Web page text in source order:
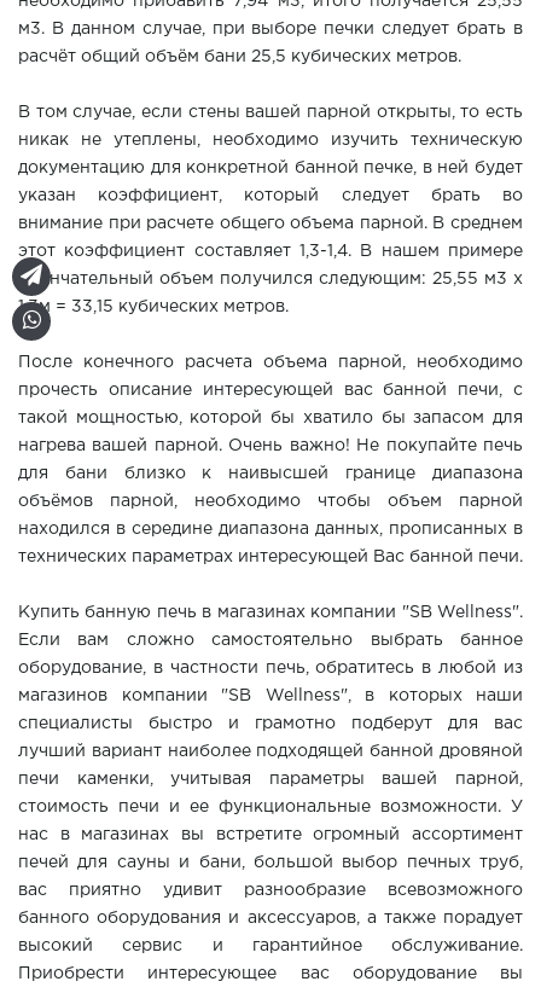
м3. В данном случае, при выборе печки следует брать в
расчёт общий объём бани 25,5 кубических метров.
В том случае, если стены вашей парной открыты, то есть
никак не утеплены, необходимо изучить техническую
документацию для конкретной банной печке, в ней будет
указан коэффициент, который следует брать во
внимание при расчете общего объема парной. В среднем
этот коэффициент составляет 1,3-1,4. В нашем примере
окончательный объем получился следующим: 25,55 м3 х
1,3м = 33,15 кубических метров.
После конечного расчета объема парной, необходимо
прочесть описание интересующей вас банной печи, с
такой мощностью, которой бы хватило бы запасом для
нагрева вашей парной. Очень важно! Не покупайте печь
для бани близко к наивысшей границе диапазона
объёмов парной, необходимо чтобы объем парной
находился в середине диапазона данных, прописанных в
технических параметрах интересующей Вас банной печи.
Купить банную печь в магазинах компании "SB Wellness".
Если вам сложно самостоятельно выбрать банное
оборудование, в частности печь, обратитесь в любой из
магазинов компании "SB Wellness", в которых наши
специалисты быстро и грамотно подберут для вас
лучший вариант наиболее подходящей банной дровяной
печи каменки, учитывая параметры вашей парной,
стоимость печи и ее функциональные возможности. У
нас в магазинах вы встретите огромный ассортимент
печей для сауны и бани, большой выбор печных труб,
вас приятно удивит разнообразие всевозможного
банного оборудования и аксессуаров, а также порадует
высокий сервис и гарантийное обслуживание.
Приобрести интересующее вас оборудование вы